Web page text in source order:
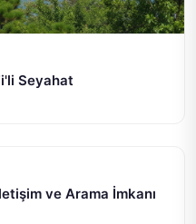
Seyahat
ve Arama İmkanı